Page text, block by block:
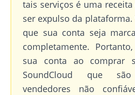
tais serviços é uma
ser expulso da plataforma.
que sua conta seja
completamente.
sua conta ao comprar
SoundCloud que
vendedores não